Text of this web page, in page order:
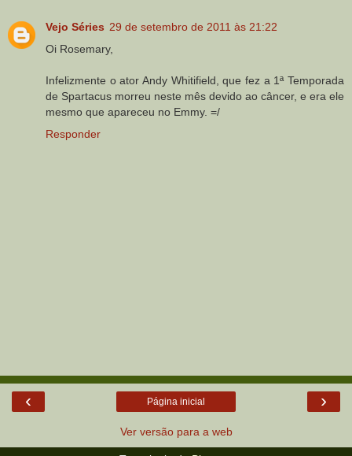
Vejo Séries 29 de setembro de 2011 às 21:22
Oi Rosemary,
Infelizmente o ator Andy Whitifield, que fez a 1ª Temporada
de Spartacus morreu neste mês devido ao câncer, e era ele
mesmo que apareceu no Emmy. =/
Responder
‹ ›
Página inicial
Ver versão para a web